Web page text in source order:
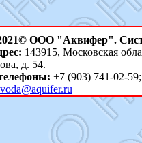
ООО "Аквифер".
143915, Московская
д. 54.
+7 (903) 741-02-59;
voda@aquifer.ru